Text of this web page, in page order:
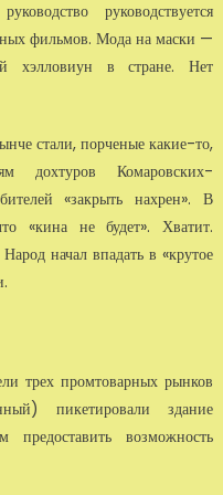
руководствуется
фильмов. Мода на маски —
хэлловиун в стране. Нет
стали, порченые какие-то,
дохтуров Комаровских-
«закрыть нахрен». В
«кина не будет». Хватит.
начал впадать в «крутое
трех промтоварных рынков
пикетировали здание
предоставить возможность